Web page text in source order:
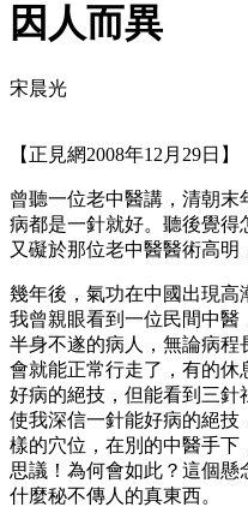
因人而異
宋晨光
【正見網2008年12月29日】
曾聽一位老中醫講，清朝
病都是一針就好。聽後覺得
又礙於那位老中醫醫術高明
幾年後，氣功在中國出現高
我曾親眼看到一位民間中醫
半身不遂的病人，無論病程
會就能正常行走了，有的
好病的絕技，但能看到三
使我深信一針能好病的絕技
樣的穴位，在別的中醫手
思議！為何會如此？這個
什麼秘不傳人的真東西。